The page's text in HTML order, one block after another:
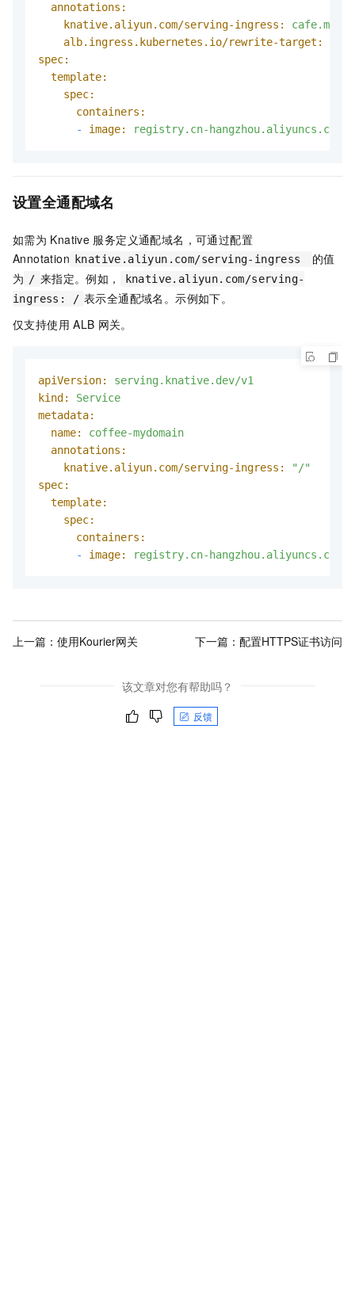
annotations:
knative.aliyun.com/serving-ingress:
alb.ingress.kubernetes.io/rewrite-target:
spec:
template:
spec:
containers:
-
image: registry.cn-hangzhou.aliyuncs.com/
设置全通配域名
如需为 Knative 服务定义通配域名，可通过配置
Annotation knative.aliyun.com/serving-ingress
的值
为 / 来指定。例如，
knative.aliyun.com/serving-
ingress: / 表示全通配域名。示例如下。
仅支持使用 ALB 网关。
apiVersion:
serving.knative.dev/v1
kind:
Service
metadata:
name:
coffee-mydomain
annotations:
knative.aliyun.com/serving-ingress:
"/"
spec:
template:
spec:
containers:
-
image: registry.cn-hangzhou.aliyuncs.com/
上一篇： 使用Kourier网关 下一篇： 配置HTTPS证书访问
该文章对您有帮助吗？
反馈